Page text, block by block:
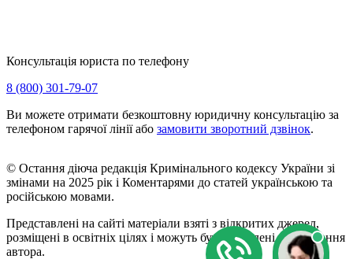
Консультація юриста по телефону
8 (800) 301-79-07
Ви можете отримати безкоштовну юридичну консультацію за
телефоном гарячої лінії або замовити зворотний дзвінок.
© Остання діюча редакція Кримінального кодексу України зі
змінами на 2025 рік і Коментарями до статей українською та
російською мовами.
Представлені на сайті матеріали взяті з відкритих джерел,
розміщені в освітніх цілях і можуть бути видалені на прохання
автора.